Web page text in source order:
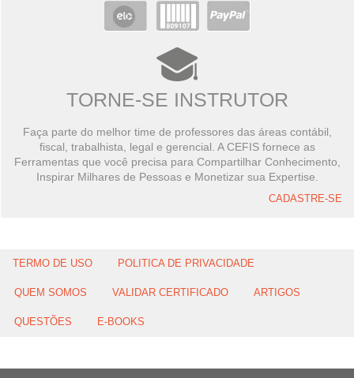
TORNE-SE INSTRUTOR
Faça parte do melhor time de professores das áreas contábil,
fiscal, trabalhista, legal e gerencial. A CEFIS fornece as
Ferramentas que você precisa para Compartilhar Conhecimento,
Inspirar Milhares de Pessoas e Monetizar sua Expertise.
CADASTRE-SE
TERMO DE USO POLITICA DE PRIVACIDADE
QUEM SOMOS VALIDAR CERTIFICADO ARTIGOS
QUESTÕES E-BOOKS